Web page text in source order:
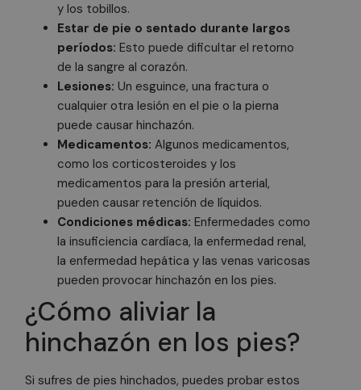
y los tobillos.
Estar de pie o sentado durante largos
períodos: Esto puede dificultar el retorno
de la sangre al corazón.
Lesiones: Un esguince, una fractura o
cualquier otra lesión en el pie o la pierna
puede causar hinchazón.
Medicamentos: Algunos medicamentos,
como los corticosteroides y los
medicamentos para la presión arterial,
pueden causar retención de líquidos.
Condiciones médicas: Enfermedades como
la insuficiencia cardíaca, la enfermedad renal,
la enfermedad hepática y las venas varicosas
pueden provocar hinchazón en los pies.
¿Cómo aliviar la
hinchazón en los pies?
Si sufres de pies hinchados, puedes probar estos